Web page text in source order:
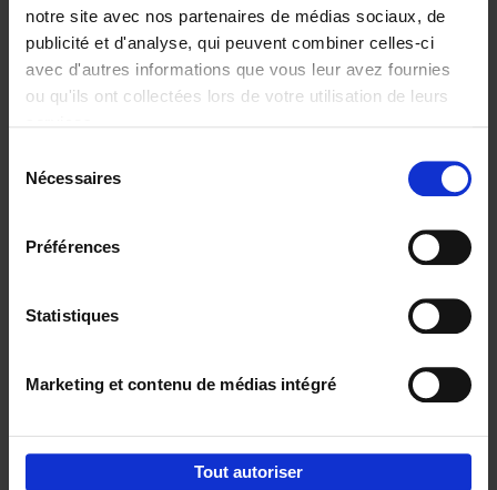
notre site avec nos partenaires de médias sociaux, de
publicité et d'analyse, qui peuvent combiner celles-ci
avec d'autres informations que vous leur avez fournies
ou qu'ils ont collectées lors de votre utilisation de leurs
Nécessaires
Préférences
Statistiques
Marketing et contenu de médias intégré
Tout autoriser
€29,99
Digital marketing like a PRO -
completely revised edition (EN)